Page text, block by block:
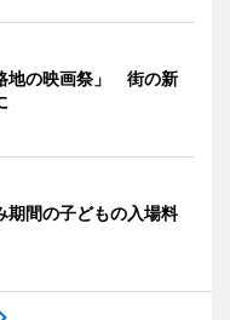
地の映画祭」 街の新
期間の子どもの入場料